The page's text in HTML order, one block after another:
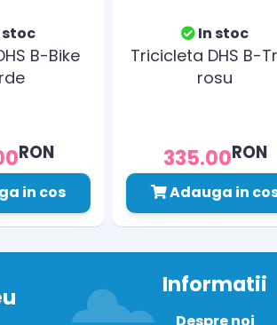
stoc
B-Bike
RON
in cos
In stoc
Tricicleta DHS B-
rosu
335.00RON
Adauga in
Informatii
Despre noi